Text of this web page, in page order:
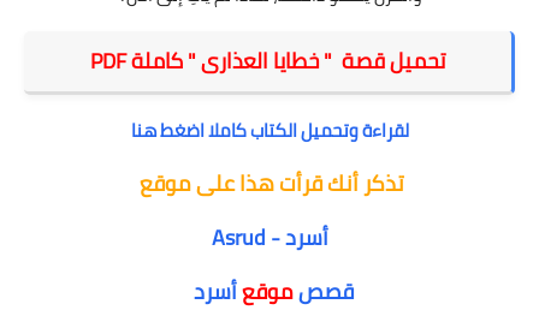
تحميل قصة " خطايا العذارى " كاملة PDF
لقراءة وتحميل الكتاب كاملا اضغط هنا
تذكر أنك قرأت هذا على موقع
أسرد -Asrud
قصصموقعأسرد